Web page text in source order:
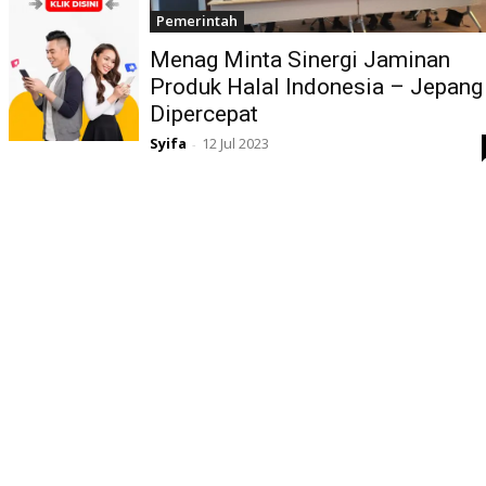
Pemerintah
Menag Minta Sinergi Jaminan
Produk Halal Indonesia – Jepang
Dipercepat
Syifa - 12 Jul 2023